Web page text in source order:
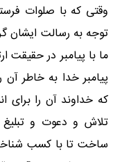
وقتی که با صلوات
توجه به رسالت ایشان
ما با پیامبر در
پیامبر خدا به خاطر
که خداوند آن را برای
تلاش و دعوت و تبلیغ
ساخت تا با کسب